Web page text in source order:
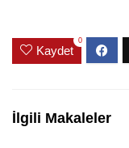
Kaydet
0
İlgili Makaleler